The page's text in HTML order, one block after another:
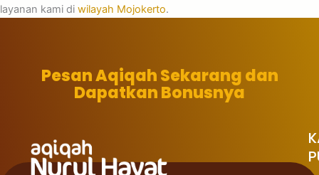
layanan kami di wilayah Mojokerto.
Pesan Aqiqah Sekarang dan
Dapatkan Bonusnya